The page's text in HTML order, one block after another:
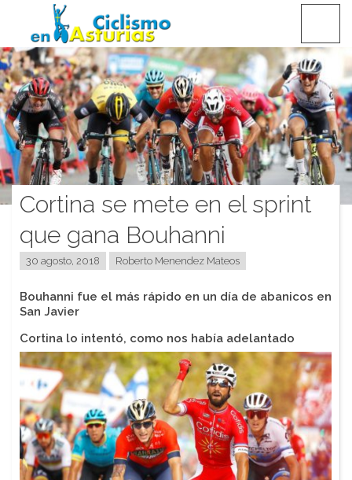
CICLISMO EN ASTURIAS
Cortina se mete en el sprint
que gana Bouhanni
30 agosto, 2018 Roberto Menendez Mateos
Bouhanni fue el más rápido en un día de abanicos en
San Javier
Cortina lo intentó, como nos había adelantado